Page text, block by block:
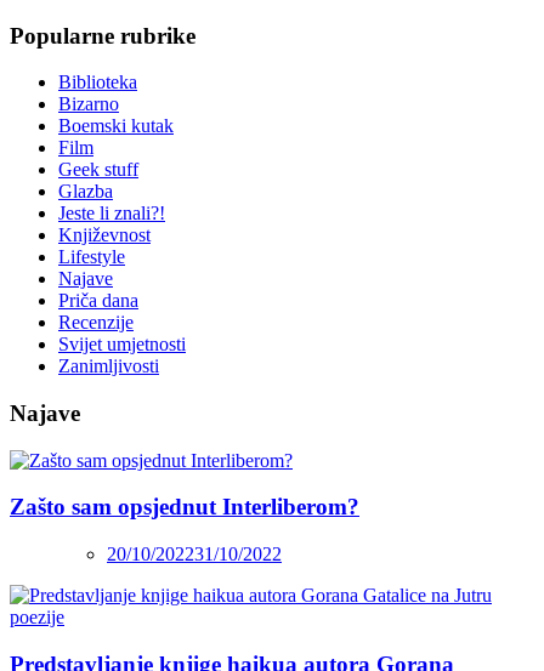
Popularne rubrike
Biblioteka
Bizarno
Boemski kutak
Film
Geek stuff
Glazba
Jeste li znali?!
Književnost
Lifestyle
Najave
Priča dana
Recenzije
Svijet umjetnosti
Zanimljivosti
Najave
Zašto sam opsjednut Interliberom?
20/10/202231/10/2022
Predstavljanje knjige haikua autora Gorana